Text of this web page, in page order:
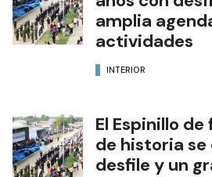
amplia
actividades
INTERIOR
El Espinillo de
de historia
desfile y un